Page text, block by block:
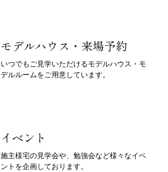
モデルハウス・来場予約
いつでもご見学いただけるモデルハウス・モ
デルルームをご用意しています。
イベント
施主様宅の見学会や、勉強会など様々なイベ
ントを企画しております。